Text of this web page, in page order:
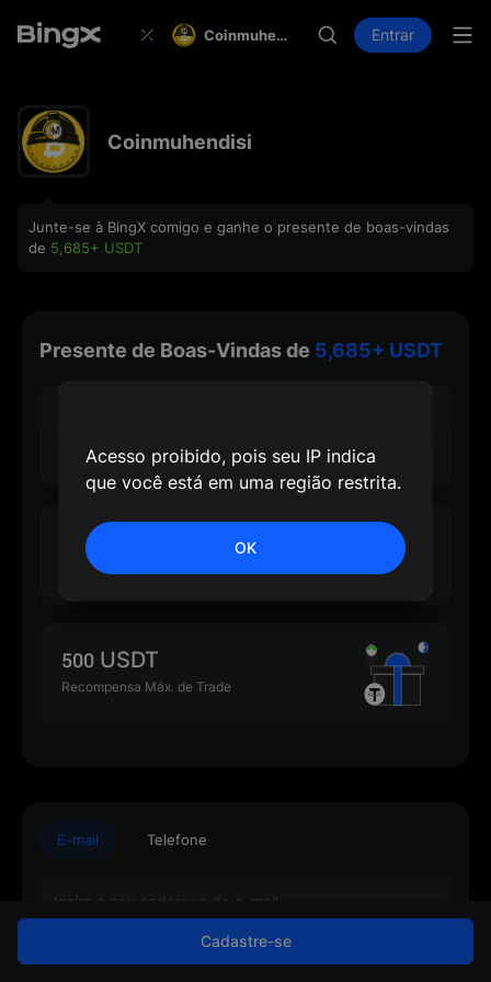
Coinmuhendisi Entrar
Coinmuhendisi
Junte-se à BingX comigo e ganhe o presente de boas-vindas
de 5,685+ USDT
Presente de Boas-Vindas de 5,685+ USDT
Recompensa Máx. de Cadastro
500 USDT
Recompensa Máx. de Depósito
500 USDT
Recompensa Máx. de Trade
E-mail Telefone
Acesso proibido, pois seu IP indica
que você está em uma região restrita.
OK
Cadastre-se